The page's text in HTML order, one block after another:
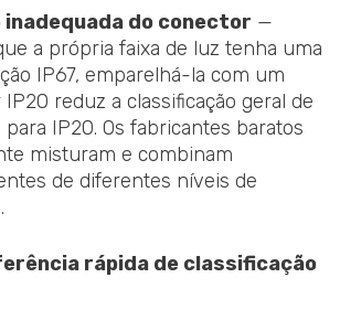
inadequada do conector —
a própria faixa de luz tenha uma
IP67, emparelhá-la com um
reduz a classificação geral de
IP20. Os fabricantes baratos
misturam e combinam
de diferentes níveis de
rápida de classificação